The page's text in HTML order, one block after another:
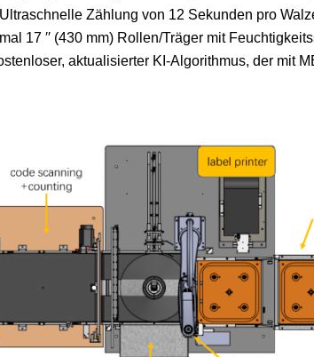
Zählung von 12 Sekunden pro
17 ′′ (430 mm) Rollen/Träger mit
aktualisierter KI-Algorithmus, der mit